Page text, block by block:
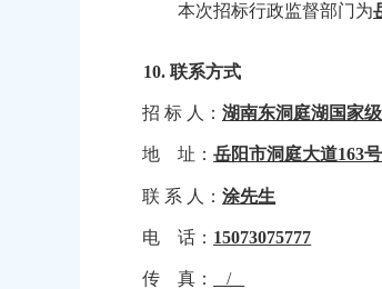
本次招标行政监督部门为
10. 联系方式
招 标 人：湖南东洞庭湖国家
地 址：岳阳市洞庭大道163号
联 系 人：涂先生
电 话： 15073075777
传 真： /